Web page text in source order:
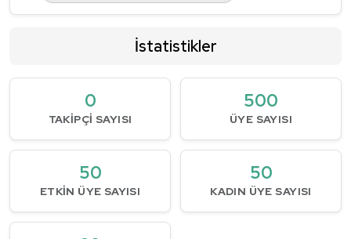
İstatistikler
0
TAKIPÇI SAYISI
500
ÜYE SAYISI
50
ETKIN ÜYE SAYISI
50
KADIN ÜYE SAYISI